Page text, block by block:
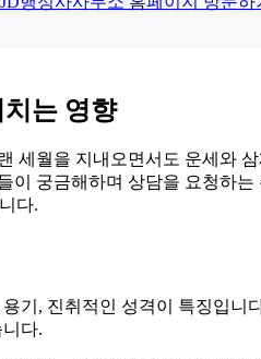
는 영향
세월을 지내오면서도 운세와
이 궁금해하며 상담을 요청하
다.
기, 진취적인 성격이 특징입
다.